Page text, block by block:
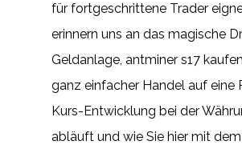
für fortgeschrittene Trader
erinnern uns an das magische
Geldanlage, antminer s17
ganz einfacher Handel auf eine
Kurs-Entwicklung bei der
abläuft und wie Sie hier mit